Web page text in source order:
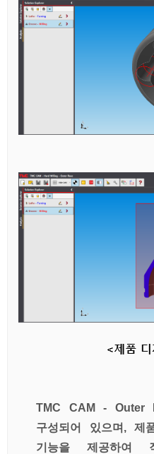
TMC CAM - Outer
구성되어 있으며, 제
기능을 제공하여